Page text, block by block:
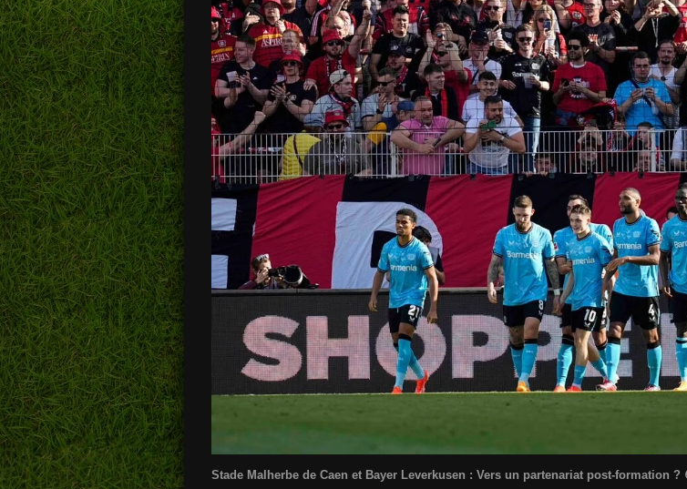
Stade Malherbe de Caen et Bayer Leverkusen : Vers un partenariat post-formation ?